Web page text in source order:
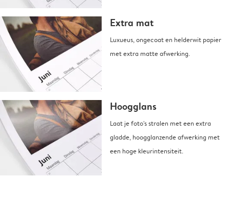
Extra mat
Luxueus, ongecoat en helderwit papier
met extra matte afwerking.
Hoogglans
Laat je foto's stralen met een extra
gladde, hoogglanzende afwerking met
een hoge kleurintensiteit.